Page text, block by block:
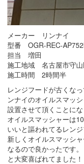
メーカー リンナイ
型番 OGR-REC-
担当 増田
施工地域 名古屋市守
施工時間 2時間半
レンジフードが古くな
ンナイのオイルスマッ
設置させて頂くことにな
オイルスマッシャーは
いいと謳われてるレンジ
新しくオイルスマッシ
なるので良かったです。
と大変喜ばれてました！